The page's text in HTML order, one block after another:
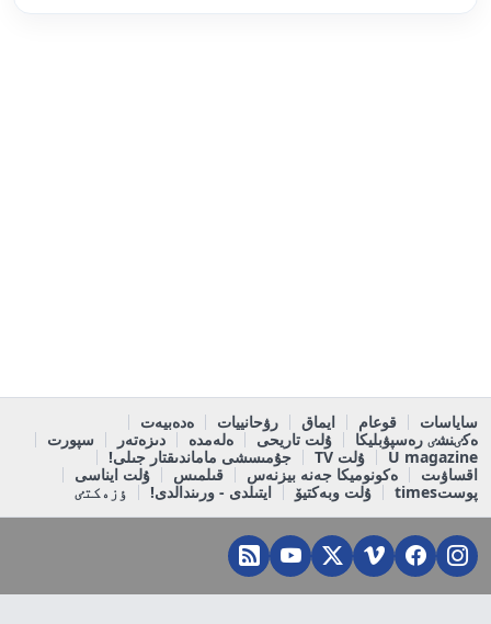
ساياسات قوعام ايماق رۋحانييات
ەدەبيەت
ەكٸنشٸ رەسپۋبليكا
ۇلت تاريحى ەلەمدە دىزەتەر
سپورت
U magazine
ۇلت TV
جۇمىسشى ماماندىقتار جىلى!
اقساۋىت
ەكونوميكا جەنە بيزنەس قىلمىس
ۇلت ايناسى
پوستtimes
ۇلت وبەكتيۆ ايتىلدى - ورىندالدى! ٶزەكتٸ